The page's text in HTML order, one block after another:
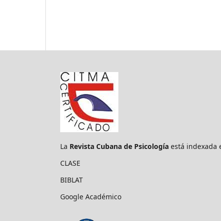
La Revista Cubana de Psicología está indexada
CLASE
BIBLAT
Google Académico